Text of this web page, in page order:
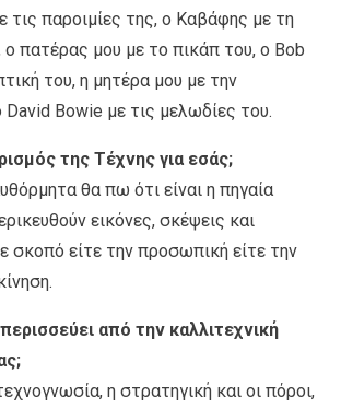
τις παροιμίες της, ο Καβάφης με τη
ο πατέρας μου με το πικάπ του, ο Bob
του, η μητέρα μου με την
David Bowie με τις μελωδίες του.
της Τέχνης για εσάς;
θα πω ότι είναι η πηγαία
εικόνες, σκέψεις και
σκοπό είτε την προσωπική είτε την
περισσεύει από την καλλιτεχνική
η στρατηγική και οι πόροι,